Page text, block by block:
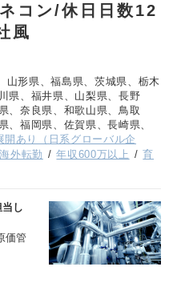
コン/休日日数12
風
山形県、福島県、茨城県、栃木
県、福井県、山梨県、長野
、奈良県、和歌山県、鳥取
福岡県、佐賀県、長崎県、
開あり（日系グローバル企
海外転勤 年収600万以上
育
し
価管